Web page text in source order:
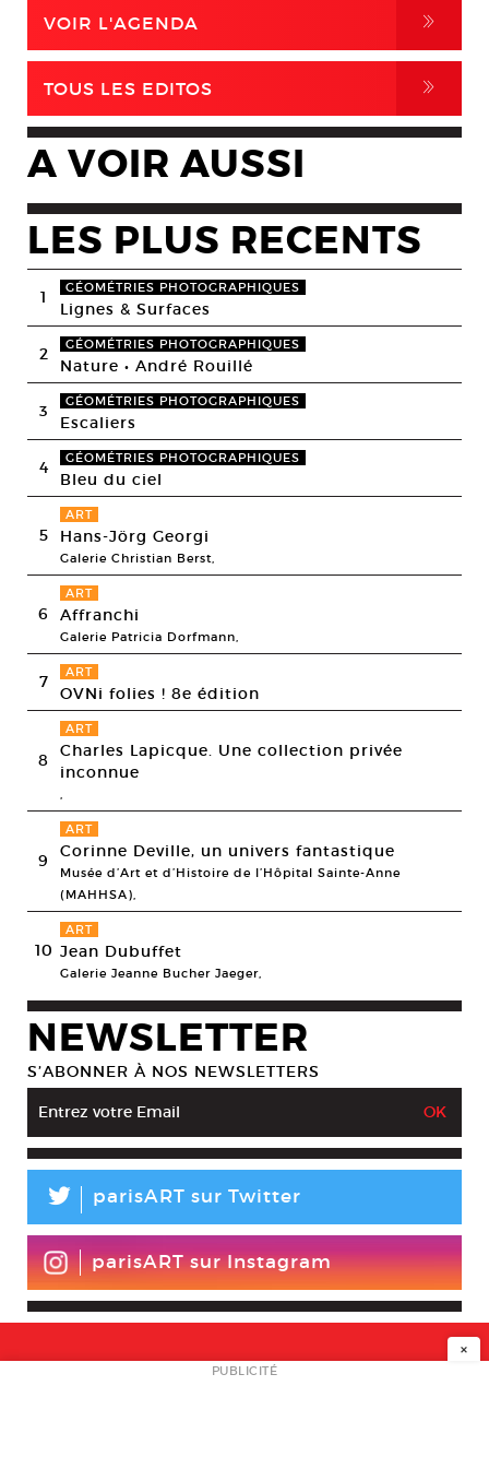
VOIR L'AGENDA ,
TOUS LES EDITOS ,
A VOIR AUSSI
LES PLUS RECENTS
1 GÉOMÉTRIES PHOTOGRAPHIQUES
Lignes & Surfaces
2 GÉOMÉTRIES PHOTOGRAPHIQUES
Nature • André Rouillé
3 GÉOMÉTRIES PHOTOGRAPHIQUES
Escaliers
4 GÉOMÉTRIES PHOTOGRAPHIQUES
Bleu du ciel
5
ART
Hans-Jörg Georgi
Galerie Christian Berst,
6
ART
Affranchi
Galerie Patricia Dorfmann,
7 ART
OVNi folies ! 8e édition
8
ART
Charles Lapicque. Une collection privée
inconnue
,
9
ART
Corinne Deville, un univers fantastique
Musée d’Art et d’Histoire de l’Hôpital Sainte-Anne
(MAHHSA),
10
ART
Jean Dubuffet
Galerie Jeanne Bucher Jaeger,
NEWSLETTER
S’ABONNER À NOS NEWSLETTERS
L parisART sur Twitter
parisART sur Instagram
NEWSLETTER
×
PUBLICITÉ